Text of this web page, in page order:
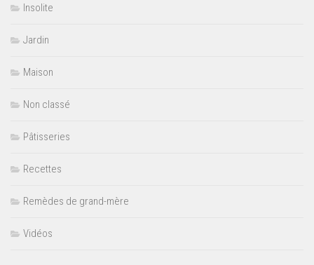
Insolite
Jardin
Maison
Non classé
Pâtisseries
Recettes
Remèdes de grand-mère
Vidéos